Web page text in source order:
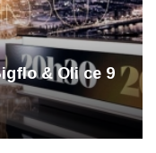
& Oli ce 9